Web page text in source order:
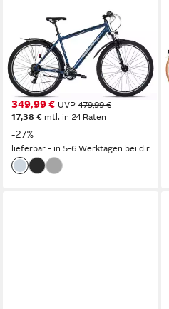
Kinderfahrrad Ciclista
Adventure
53 cm Rahmenhöhe
21 Gänge
120 kg Zul. Gesamtgewicht
349,99 € UVP 479,99 €
17,38 € mtl. in 24 Raten
-27%
lieferbar - in 5-6 Werktagen bei dir